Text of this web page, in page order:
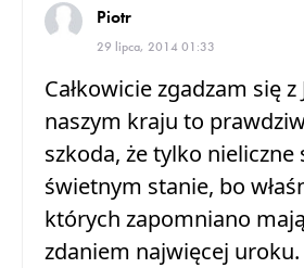
Piotr
29 lipca, 2014 01:33
Całkowicie zgadzam się
naszym kraju to
szkoda, że tylko nieliczne
świetnym stanie, bo
których zapomniano
zdaniem najwięcej uroku.